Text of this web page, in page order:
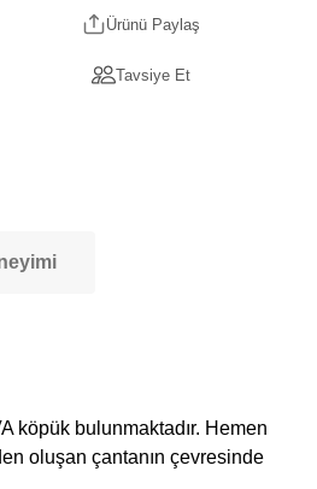
Ürünü Paylaş
Tavsiye Et
köpük bulunmaktadır. Hemen
oluşan çantanın çevresinde